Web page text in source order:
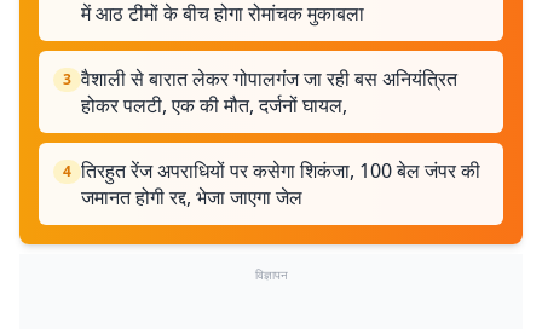
में आठ टीमों के बीच होगा रोमांचक मुकाबला
3 वैशाली से बारात लेकर गोपालगंंज जा रही बस अनियंत्रित
होकर पलटी, एक की मौत, दर्जनों घायल,
4 तिरहुत रेंज अपराधियों पर कसेगा शिकंजा, 100 बेल जंपर की
जमानत होगी रद्द, भेजा जाएगा जेल
विज्ञापन